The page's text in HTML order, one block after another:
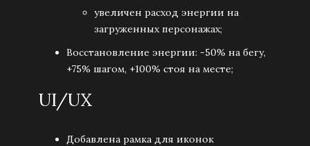
увеличен расход энергии на
загруженных персонажах;
Восстановление энергии: -50% на бегу,
+75% шагом, +100% стоя на месте;
UI/UX
Добавлена рамка для иконок